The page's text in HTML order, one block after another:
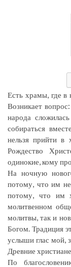
Есть храмы, где
Возникает
народа
собираться
нельзя прийти в
Рождество
одинокие, кому
На ночную
потому, что им
потому, что им
молитвенном
молитвы, так и
Богом. Традиция
услыши глас мой,
Древние
По